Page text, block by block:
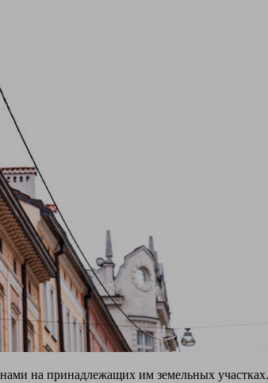
на принадлежащих им земельных